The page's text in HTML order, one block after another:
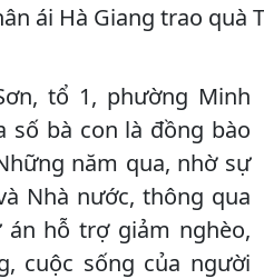
ái Hà Giang trao quà
tổ 1, phường Minh
số bà con là đồng bào
năm qua, nhờ sự
Nhà nước, thông qua
hỗ trợ giảm nghèo,
cuộc sống của người